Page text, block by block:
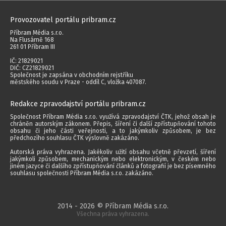
Provozovatel portálu pribram.cz
Příbram Média s.r.o.
Na Flusárně 168
261 01 Příbram III
IČ: 21829021
DIČ: CZ21829021
Společnost je zapsána v obchodním rejstříku
městského soudu v Praze - oddíl C, vložka 407087.
Redakce zpravodajství portálu pribram.cz
Společnost Příbram Média s.r.o. využívá zpravodajství ČTK, jehož obsah je
chráněn autorským zákonem. Přepis, šíření či další zpřístupňování tohoto
obsahu či jeho části veřejnosti, a to jakýmkoliv způsobem, je bez
předchozího souhlasu ČTK výslovně zakázáno.
Autorská práva vyhrazena. Jakékoliv užití obsahu včetně převzetí, šíření
jakýmkoli způsobem, mechanickým nebo elektronickým, v českém nebo
jiném jazyce či dalšího zpřístupňování článků a fotografií je bez písemného
souhlasu společnosti Příbram Média s.r.o. zakázáno.
2014 - 2026 © Příbram Média s.r.o.
Všechna práva vyhrazena.